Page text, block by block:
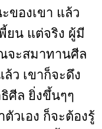
ของเขา แล้ว
ยน แต่จริง ผู้มี
จะสมาทานศีล
ว เขาก็จะดึง
ศีล ยิ่งขึ้นๆๆ
วเอง ก็จะต้องรู้